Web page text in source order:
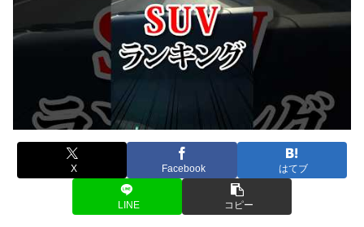
X Facebook はてブ
LINE コピー